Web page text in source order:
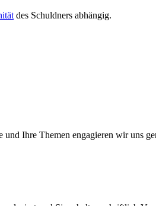
des Schuldners abhängig.
Ihre Themen engagieren wir uns